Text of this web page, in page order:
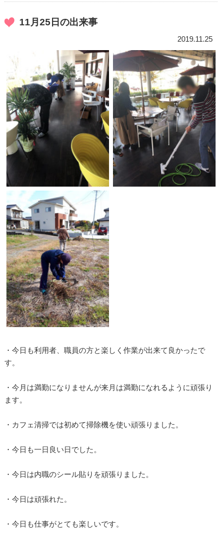
11月25日の出来事
2019.11.25
・今日も利用者、職員の方と楽しく作業が出来て良かったで
す。
・今月は満勤になりませんが来月は満勤になれるように頑張り
ます。
・カフェ清掃では初めて掃除機を使い頑張りました。
・今日も一日良い日でした。
・今日は内職のシール貼りを頑張りました。
・今日は頑張れた。
・今日も仕事がとても楽しいです。